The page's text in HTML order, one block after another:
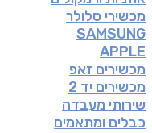
מכשירי סלולר
SAMSUNG
APPLE
מכשירים זאפ
מכשירים יד 2
שירותי מעבדה
כבלים ומתאמים